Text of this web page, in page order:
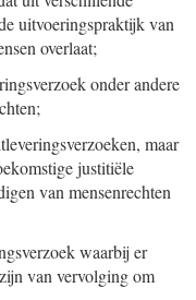
uitvoeringspraktijk van
overlaat;
onder andere
maar
justitiële
van mensenrechten
waarbij er
van vervolging om